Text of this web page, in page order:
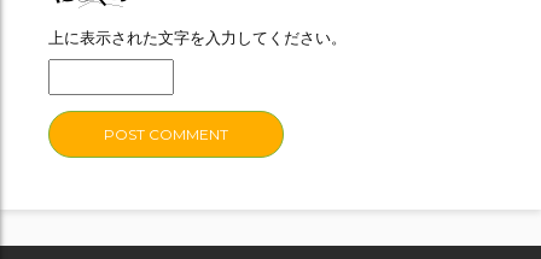
上に表示された文字を入力してください。